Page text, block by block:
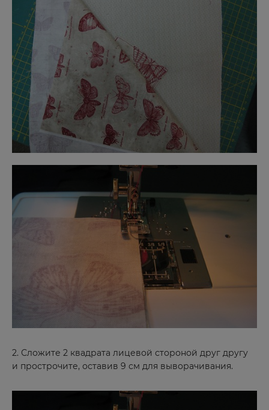
2. Сложите 2 квадрата лицевой стороной друг другу
и прострочите, оставив 9 см для выворачивания.